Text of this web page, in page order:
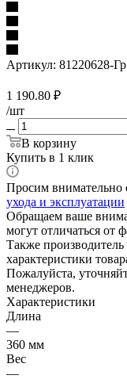
Артикул: 81220628-Гр
1 190.80 ₽
/шт
В корзину
Купить в 1 клик
Просим внимательно
ухода и эксплуатации
Обращаем ваше
могут отличаться от
Также производитель
характеристики
Пожалуйста,
менеджеров.
Характеристики
Длина
—
360 мм
Вес
—